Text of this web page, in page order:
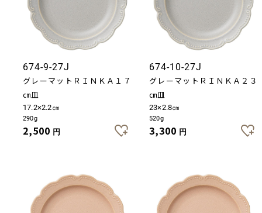
674-9-27J
グレーマットＲＩＮＫＡ１７
㎝皿
17.2×2.2㎝
290g
2,500 円
674-10-27J
グレーマットＲＩＮＫＡ２３
㎝皿
23×2.8㎝
520g
3,300 円